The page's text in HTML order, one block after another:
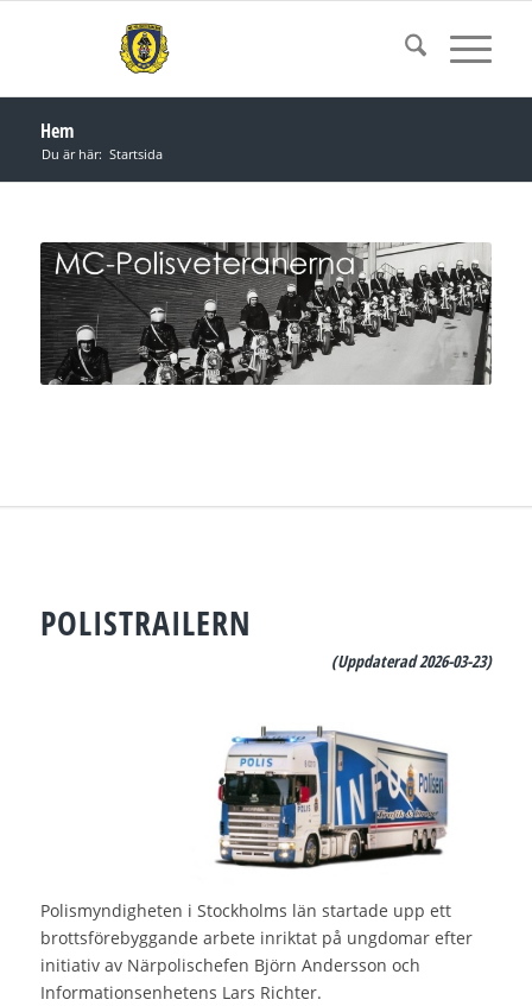
Hem
Du är här: Startsida
POLISTRAILERN
(Uppdaterad 2026-03-23)
Polismyndigheten i Stockholms län startade upp ett
brottsförebyggande arbete inriktat på ungdomar efter
initiativ av Närpolischefen Björn Andersson och
Informationsenhetens Lars Richter.